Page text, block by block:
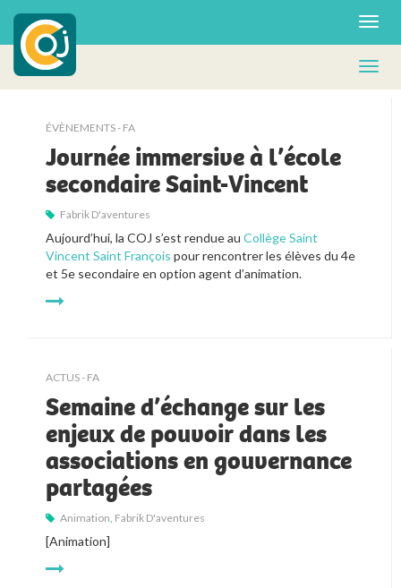
ÉVÈNEMENTS - FA
Journée immersive à l’école
secondaire Saint-Vincent
Fabrik D'aventures
Aujourd’hui, la COJ s’est rendue auCollège Saint
Vincent Saint François pour rencontrer les élèves du 4e
et 5e secondaire en option agent d’animation.
ACTUS - FA
Semaine d’échange sur les
enjeux de pouvoir dans les
associations en gouvernance
partagées
Animation Fabrik D'aventures
[Animation]